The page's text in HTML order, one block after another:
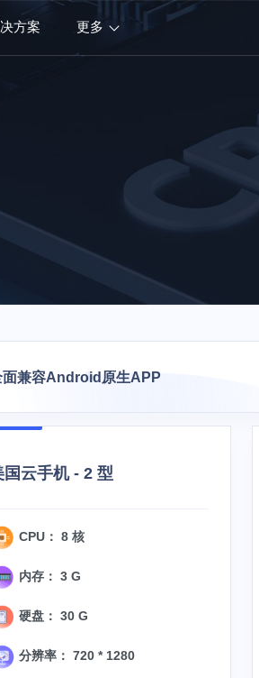
方案 更多
面兼容Android原生APP
国云手机 - 2 型
CPU： 8 核
内存： 3 G
硬盘： 30 G
分辨率： 720 * 1280